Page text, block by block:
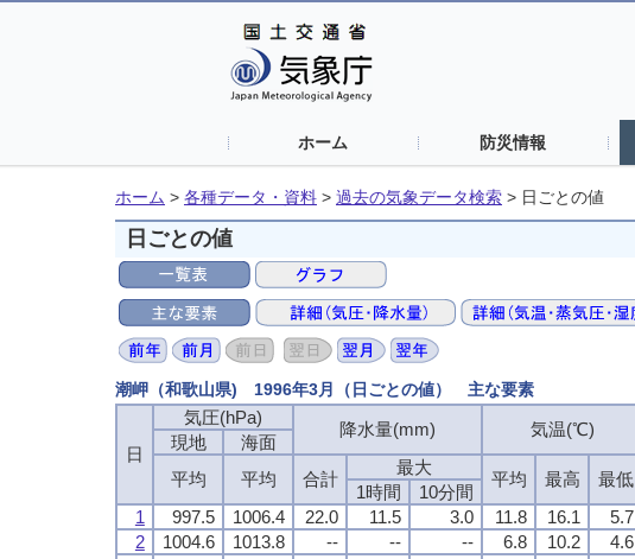
ホーム 防災情報
ホーム > 各種データ・資料 > 過去の気象データ検索 > 日ごとの値
日ごとの値
潮岬（和歌山県) 1996年3月（日ごとの値） 主な要素
日
気圧(hPa)
降水量(mm) 気温(℃)
現地
海面
平均
平均 合計
最大
平均 最高 最低
1時間 10分間
1
997.5 1006.4 22.0 11.5 3.0 11.8 16.1 5.7
2
1004.6 1013.8 -- -- -- 6.8 10.2 4.6